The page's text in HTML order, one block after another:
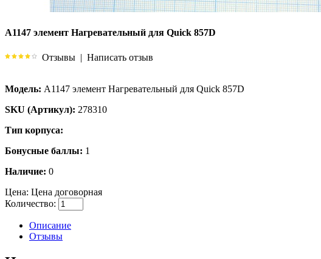
A1147 элемент Нагревательный для Quick 857D
Отзывы | Написать отзыв
Модель: A1147 элемент Нагревательный для Quick 857D
SKU (Артикул): 278310
Тип корпуса:
Бонусные баллы: 1
Наличие: 0
Цена: Цена договорная
Количество:
Описание
Отзывы